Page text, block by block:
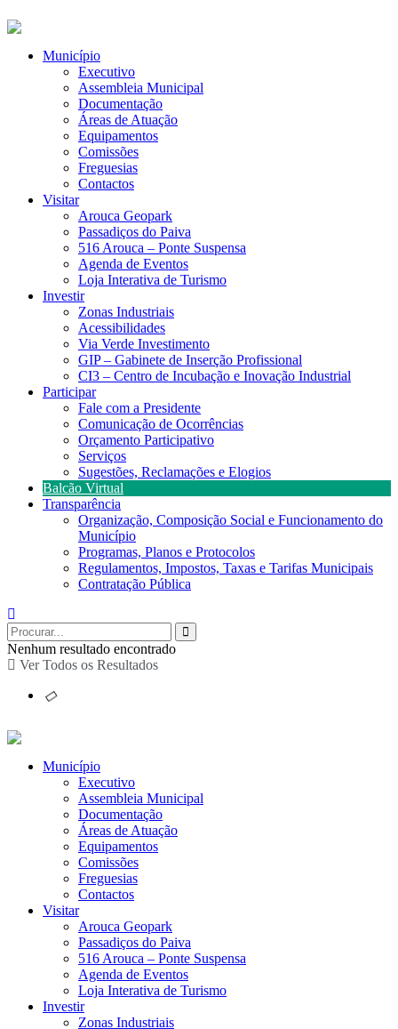
Município
Executivo
Assembleia Municipal
Documentação
Áreas de Atuação
Equipamentos
Comissões
Freguesias
Contactos
Visitar
Arouca Geopark
Passadiços do Paiva
516 Arouca – Ponte Suspensa
Agenda de Eventos
Loja Interativa de Turismo
Investir
Zonas Industriais
Acessibilidades
Via Verde Investimento
GIP – Gabinete de Inserção Profissional
CI3 – Centro de Incubação e Inovação Industrial
Participar
Fale com a Presidente
Comunicação de Ocorrências
Orçamento Participativo
Serviços
Sugestões, Reclamações e Elogios
Balcão Virtual
Transparência
Organização, Composição Social e Funcionamento do
Município
Programas, Planos e Protocolos
Regulamentos, Impostos, Taxas e Tarifas Municipais
Contratação Pública
Nenhum resultado encontrado
Ver Todos os Resultados
Município
Executivo
Assembleia Municipal
Documentação
Áreas de Atuação
Equipamentos
Comissões
Freguesias
Contactos
Visitar
Arouca Geopark
Passadiços do Paiva
516 Arouca – Ponte Suspensa
Agenda de Eventos
Loja Interativa de Turismo
Investir
Zonas Industriais